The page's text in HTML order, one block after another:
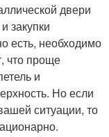
двери
закупки
есть, необходимо
что проще
и
Но если
ситуации, то